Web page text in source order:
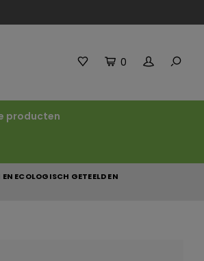
0
producten
ECOLOGISCH GETEELD EN